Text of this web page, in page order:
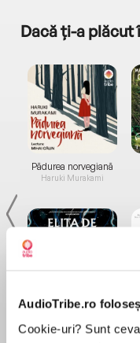
AudioTribe.ro
Cookie-uri? Sunt
Dacă ți-a plăcut
Pădurea norvegiană
Haruki Murakami
Elita de Argint (Elita
de...
Dani Francis